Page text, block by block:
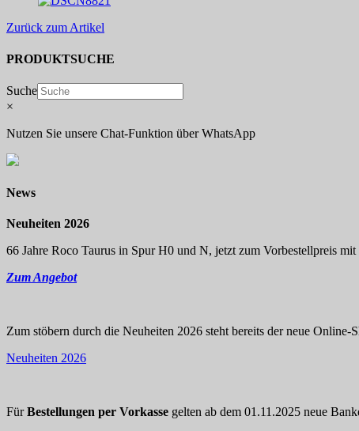
Zurück zum Artikel
PRODUKTSUCHE
Suche
×
Nutzen Sie unsere Chat-Funktion über WhatsApp
News
Neuheiten 2026
66 Jahre Roco Taurus in Spur H0 und N, jetzt zum Vorbestellpreis
Zum Angebot
Zum stöbern durch die Neuheiten 2026 steht bereits der neue
Neuheiten 2026
FürBestellungen per Vorkasse gelten ab dem 01.11.2025 neue